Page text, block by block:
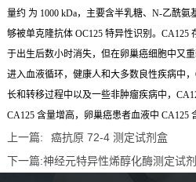
量约 为 1000 kDa，主要含半乳糖、N-乙酰
够被单克隆抗体 OC125 特异性识别 。CA125
于出生后数小时消失，但在卵巢癌细胞中又
进入血液循环，健康人和大多数良性疾病中
长和转移过程中以及一些非肿瘤疾病中，
CA125 含量增高，卵巢癌患者血液中 CA125
上一篇:
癌抗原 72-4 测定试剂盒
下一篇:神经元特异性烯醇化酶测定试